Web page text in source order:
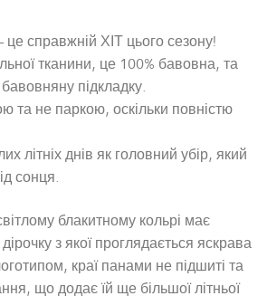
справжній ХІТ цього сезону!
тканини, це 100% бавовна, та
підкладку.
та не паркою, оскільки повністю
літніх днів як головний убір, який
сонця.
блакитному кольрі має
з якої проглядається яскрава
краї панами не підшиті та
що додає їй ще більшої літньої